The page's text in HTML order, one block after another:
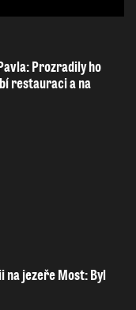
Prozradily ho
restauraci a na
na jezeře Most: Byl